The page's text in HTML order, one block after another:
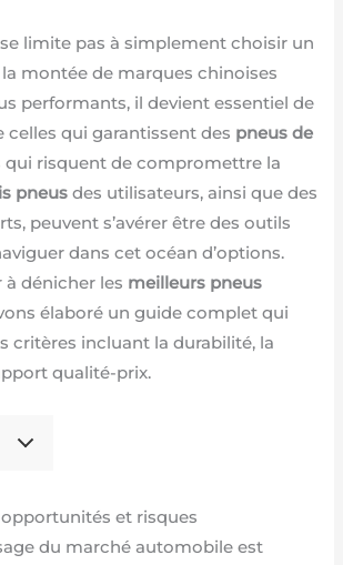
limite pas à simplement choisir un
montée de marques chinoises
performants, il devient essentiel de
celles qui garantissent des pneus de
qui risquent de compromettre la
pneus des utilisateurs, ainsi que des
peuvent s’avérer être des outils
dans cet océan d’options.
à dénicher les meilleurs pneus
élaboré un guide complet qui
critères incluant la durabilité, la
qualité-prix.
et risques
du marché automobile est